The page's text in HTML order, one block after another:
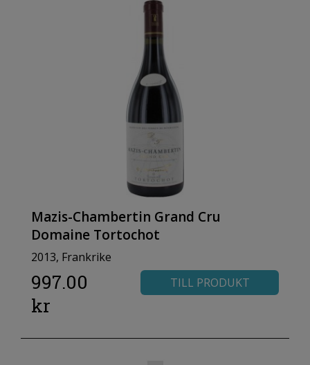
Mazis-Chambertin Grand Cru
Domaine Tortochot
2013, Frankrike
997.00
kr
TILL PRODUKT